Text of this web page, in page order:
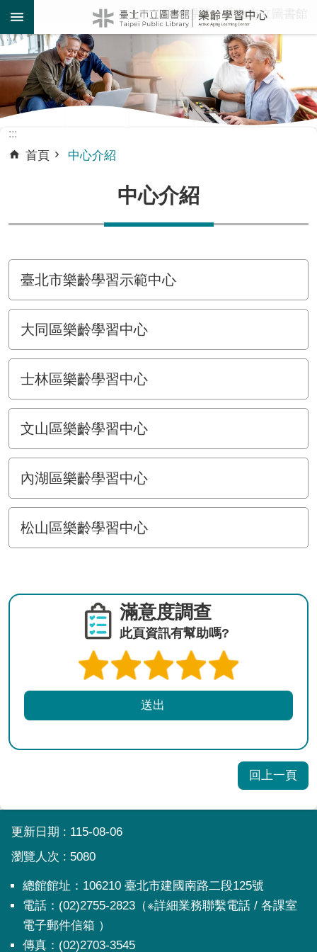
跳到主要內容區塊 網站導覽 臺北市立圖書館
:::
首頁 中心介紹
中心介紹
臺北市樂齡學習示範中心
大同區樂齡學習中心
士林區樂齡學習中心
文山區樂齡學習中心
內湖區樂齡學習中心
松山區樂齡學習中心
滿意度調查
此頁資訊有幫助嗎?
回上一頁
:::
更新日期
115-08-06
瀏覽人次
5080
總館館址：106210 臺北市建國南路二段125號
電話：(02)2755-2823（※詳細業務聯繫電話 / 各課室
電子郵件信箱 ）
傳真：(02)2703-3545